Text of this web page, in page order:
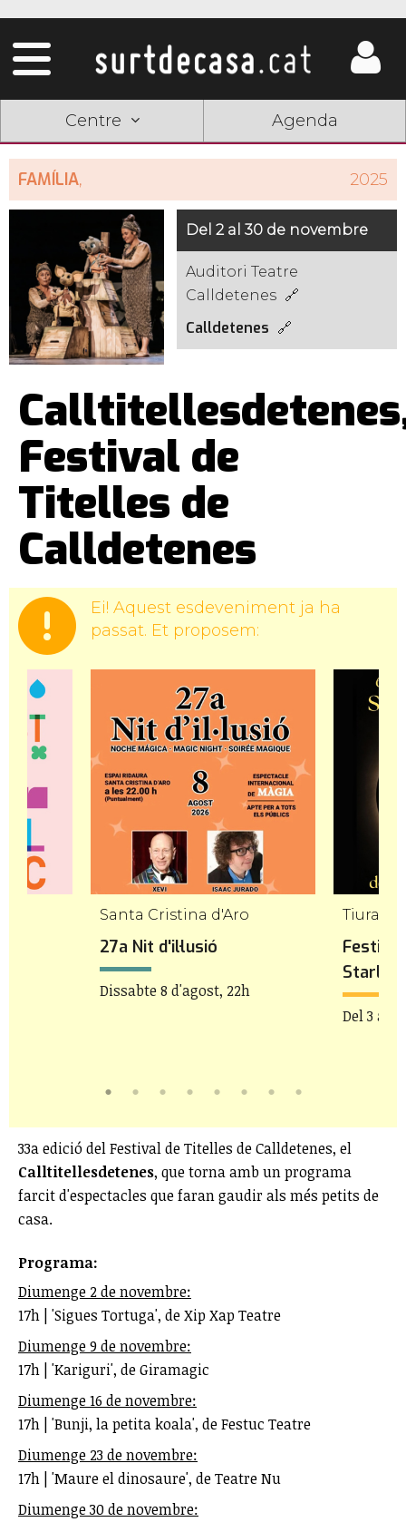
Centre Agenda
FAMÍLIA, 2025
Del 2 al 30 de novembre
Auditori Teatre
Calldetenes
Calldetenes
Festival de
Titelles de
Calldetenes
Ei! Aquest esdeveniment ja ha
passat. Et proposem:
Santa Cristina d'Aro
27a Nit d'il·lusió
Dissabte 8 d'agost, 22h
Tiurana
Del 3 al
33a edició del Festival de Titelles de Calldetenes, el
Calltitellesdetenes, que torna amb un programa
farcit d'espectacles que faran gaudir als més petits de
casa.
Programa:
Diumenge 2 de novembre:
17h | 'Sigues Tortuga', de Xip Xap Teatre
Diumenge 9 de novembre:
17h | 'Kariguri', de Giramagic
Diumenge 16 de novembre:
17h | 'Bunji, la petita koala', de Festuc Teatre
Diumenge 23 de novembre:
17h | 'Maure el dinosaure', de Teatre Nu
Diumenge 30 de novembre: